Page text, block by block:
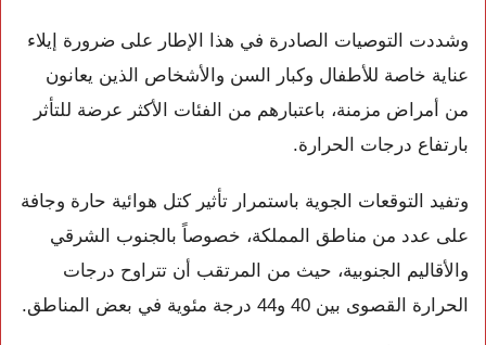
وشددت التوصيات الصادرة في هذا الإطار على ضرورة إيلاء
عناية خاصة للأطفال وكبار السن والأشخاص الذين يعانون
من أمراض مزمنة، باعتبارهم من الفئات الأكثر عرضة للتأثر
بارتفاع درجات الحرارة.
وتفيد التوقعات الجوية باستمرار تأثير كتل هوائية حارة وجافة
على عدد من مناطق المملكة، خصوصاً بالجنوب الشرقي
والأقاليم الجنوبية، حيث من المرتقب أن تتراوح درجات
الحرارة القصوى بين 40 و44 درجة مئوية في بعض المناطق.